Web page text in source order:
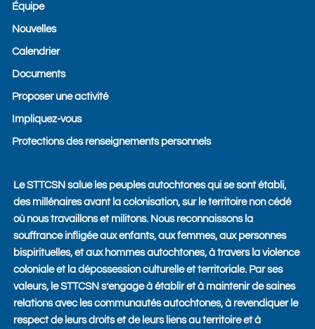
Équipe
Nouvelles
Calendrier
Documents
Proposer une activité
Impliquez-vous
Protections des renseignements personnels
Le STTCSN salue les peuples autochtones qui se sont établi,
des millénaires avant la colonisation, sur le territoire non cédé
où nous travaillons et militons. Nous reconnaissons la
souffrance infligée aux enfants, aux femmes, aux personnes
bispirituelles, et aux hommes autochtones, à travers la violence
coloniale et la dépossession culturelle et territoriale. Par ses
valeurs, le STTCSN s’engage à établir et à maintenir de saines
relations avec les communautés autochtones, à revendiquer le
respect de leurs droits et de leurs liens au territoire et à